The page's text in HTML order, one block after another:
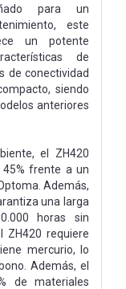
para un
este
un potente
de
de conectividad
siendo
anteriores
el ZH420
frente a un
Además,
una larga
horas sin
ZH420 requiere
mercurio, lo
Además, el
de materiales